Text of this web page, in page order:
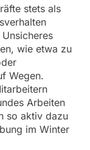
stets als
wie etwa zu
Wegen.
Arbeiten
so aktiv dazu
im Winter